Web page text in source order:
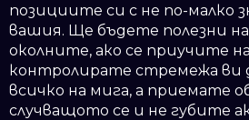
позициите си с не по-малко
вашия. Ще бъдете полезни на
околните, ако се приучите
контролирате стремежа ви
всичко на мига, а приемате
случващото се и не губите